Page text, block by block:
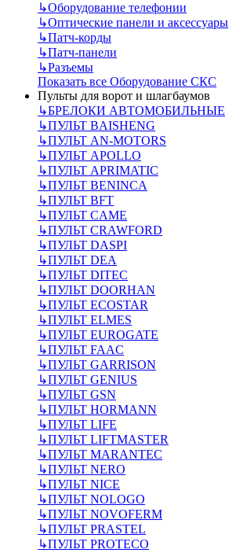
↳Оборудование телефонии
↳Оптические панели и аксессуары
↳Патч-корды
↳Патч-панели
↳Разъемы
Показать все Оборудование СКС
Пульты для ворот и шлагбаумов
↳БРЕЛОКИ АВТОМОБИЛЬНЫЕ
↳ПУЛЬТ BAISHENG
↳ПУЛЬТ AN-MOTORS
↳ПУЛЬТ APOLLO
↳ПУЛЬТ APRIMATIC
↳ПУЛЬТ BENINCA
↳ПУЛЬТ BFT
↳ПУЛЬТ CAME
↳ПУЛЬТ CRAWFORD
↳ПУЛЬТ DASPI
↳ПУЛЬТ DEA
↳ПУЛЬТ DITEC
↳ПУЛЬТ DOORHAN
↳ПУЛЬТ ECOSTAR
↳ПУЛЬТ ELMES
↳ПУЛЬТ EUROGATE
↳ПУЛЬТ FAAC
↳ПУЛЬТ GARRISON
↳ПУЛЬТ GENIUS
↳ПУЛЬТ GSN
↳ПУЛЬТ HORMANN
↳ПУЛЬТ LIFE
↳ПУЛЬТ LIFTMASTER
↳ПУЛЬТ MARANTEC
↳ПУЛЬТ NERO
↳ПУЛЬТ NICE
↳ПУЛЬТ NOLOGO
↳ПУЛЬТ NOVOFERM
↳ПУЛЬТ PRASTEL
↳ПУЛЬТ PROTECO